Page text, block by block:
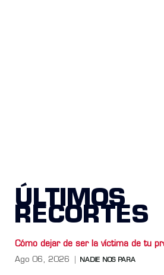
ÚLTIMOS
RECORTES
Cómo dejar de ser la víctima de tu
Ago 06, 2026 NADIE NOS PARA